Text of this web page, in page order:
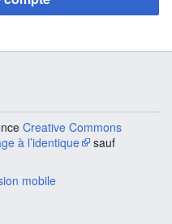
Creative Commons
à l’identique
sauf
mobile